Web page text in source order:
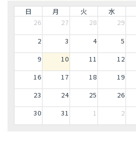
日 月 火 水
26
27 28 29
2
3 4 5
9
10 11 12
16
17 18 19
23
24 25 26
30
31 1 2